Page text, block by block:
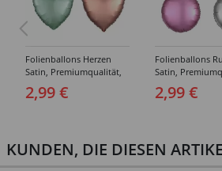
Folienballons Herzen
Satin, Premiumqualität,
beidseitig bedruckt,
Größe: ca. 43 cm -
2,99 €
Folienballons
Satin,
beidseitig
Größe: ca. 43 cm -
2,99 €
KUNDEN, DIE DIESEN